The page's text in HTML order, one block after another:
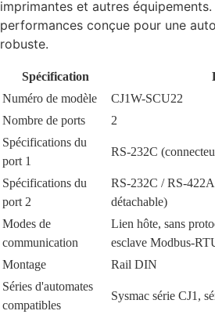
imprimantes et autres
performances conçue pour une
robuste.
Spécification
Numéro de modèle
CJ1W-SCU22
Nombre de ports
2
Spécifications du
port 1
RS-232C
Spécifications du
port 2
RS-232C / RS-
détachable)
Modes de
communication
Lien hôte, sans
esclave Modbus-
Montage
Rail DIN
Séries d'automates
compatibles
Sysmac série CJ1,